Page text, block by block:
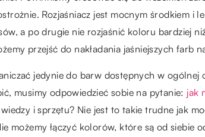
Rozjaśniacz jest mocnym środkiem i
a po drugie nie rozjaśnić koloru bardziej
przejść do nakładania jaśniejszych farb
jedynie do barw dostępnych w ogólnej
musimy odpowiedzieć sobie na pytanie: jak
i sprzętu? Nie jest to takie trudne jak
możemy łączyć kolorów, które są od siebie